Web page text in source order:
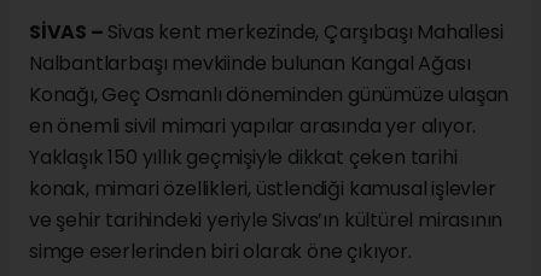
SİVAS – Sivas kent merkezinde, Çarşıbaşı Mahallesi
Nalbantlarbaşı mevkiinde bulunan Kangal Ağası
Konağı, Geç Osmanlı döneminden günümüze ulaşan
en önemli sivil mimari yapılar arasında yer alıyor.
Yaklaşık 150 yıllık geçmişiyle dikkat çeken tarihi
konak, mimari özellikleri, üstlendiği kamusal işlevler
ve şehir tarihindeki yeriyle Sivas’ın kültürel mirasının
simge eserlerinden biri olarak öne çıkıyor.